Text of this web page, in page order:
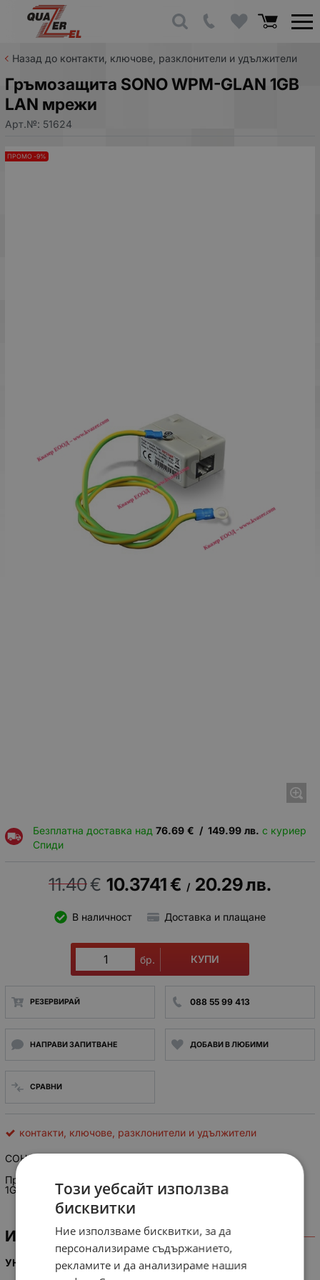
Назад до контакти, ключове, разклонители и удължители
Гръмозащита SONO WPM-GLAN 1GB
LAN мрежи
Арт.№: 51624
ПРОМО -9%
Безплатна доставка над 76.69 € / 149.99 лв. с куриер
Спиди
11.40€ 10.3741€ / 20.29лв.
В наличност Доставка и плащане
бр. КУПИ
РЕЗЕРВИРАЙ 088 55 99 413
НАПРАВИ ЗАПИТВАНЕ ДОБАВИ В ЛЮБИМИ
СРАВНИ
контакти, ключове, разклонители и удължители
СОНОWPM-GLAN
Предпазителен модул за
1GB LAN протектор
ИНФОРМАЦИЯ
УНИВЕРСАЛЕН ПРЕДПАЗИТЕЛ ЗА LAN МРЕЖИ G-LAN
Този уебсайт използва
бисквитки
Ние използваме бисквитки, за да
персонализираме съдържанието,
рекламите и да анализираме нашия